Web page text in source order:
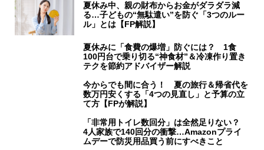
夏休み中、親の財布からお金がダラダラ減
る…子どもの“無駄遣い”を防ぐ「3つのルー
ル」とは【FP解説】
夏休みに「食費の爆増」防ぐには？ 1食
100円台で乗り切る“神食材”＆冷凍作り置き
テクを節約アドバイザー解説
今からでも間に合う！ 夏の旅行＆帰省代を
数万円安くする「4つの見直し」と予算の立
て方【FPが解説】
「非常用トイレ数回分」は全然足りない？
4人家族で140回分の衝撃…Amazonプライ
ムデーで防災用品買う前にすべきこと